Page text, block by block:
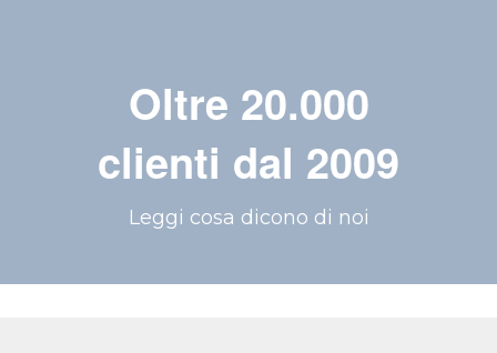
Oltre 20.000
clienti dal 2009
Leggi cosa dicono di noi